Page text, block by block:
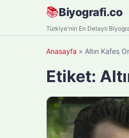
📚Biyografi.co
Türkiye'nin En Detaylı
Anasayfa » Altın Kafes
Etiket: